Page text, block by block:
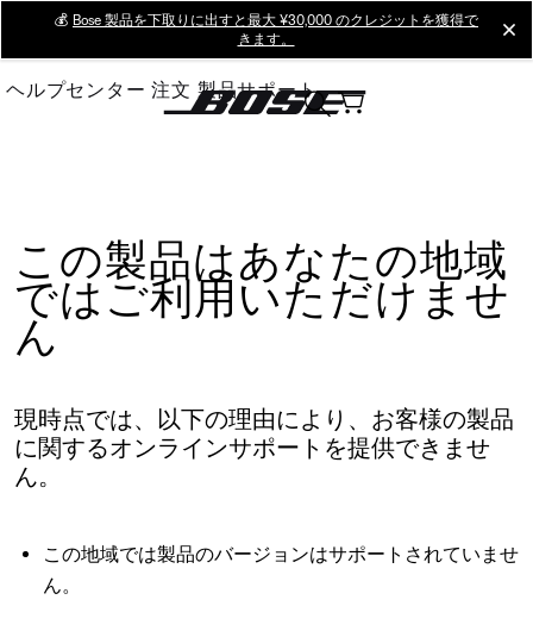
Main
💰 Bose 製品を下取りに出すと最大 ¥30,000 のクレジットを獲得で
きます。
ヘルプセンター 注文 製品サポート
この製品はあなたの地域
ではご利用いただけませ
ん
現時点では、以下の理由により、お客様の製品
に関するオンラインサポートを提供できませ
ん。
この地域では製品のバージョンはサポートされていませ
ん。